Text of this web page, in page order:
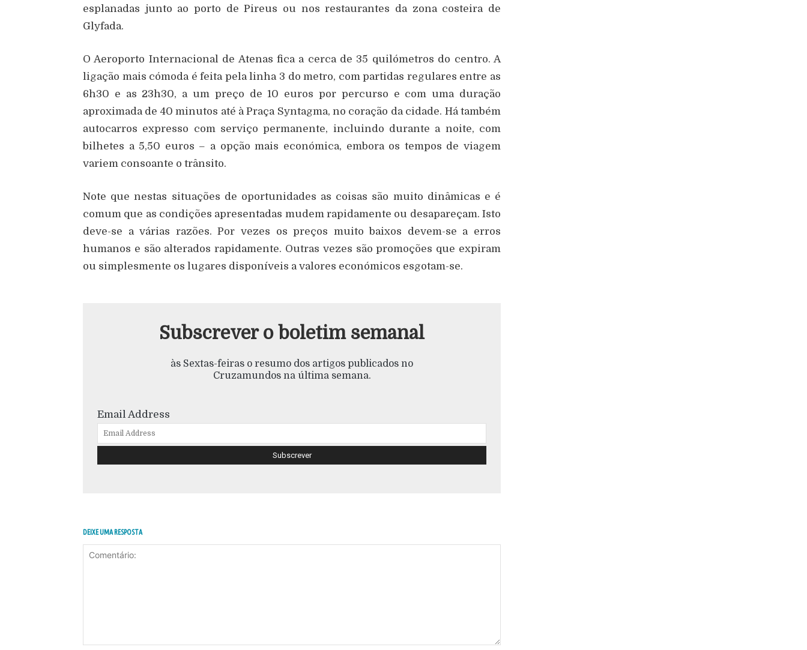
esplanadas junto ao porto de Pireus ou nos restaurantes da zona costeira de
Glyfada.
O Aeroporto Internacional de Atenas fica a cerca de 35 quilómetros do centro. A
ligação mais cómoda é feita pela linha 3 do metro, com partidas regulares entre as
6h30 e as 23h30, a um preço de 10 euros por percurso e com uma duração
aproximada de 40 minutos até à Praça Syntagma, no coração da cidade. Há também
autocarros expresso com serviço permanente, incluindo durante a noite, com
bilhetes a 5,50 euros – a opção mais económica, embora os tempos de viagem
variem consoante o trânsito.
Note que nestas situações de oportunidades as coisas são muito dinâmicas e é
comum que as condições apresentadas mudem rapidamente ou desapareçam. Isto
deve-se a várias razões. Por vezes os preços muito baixos devem-se a erros
humanos e são alterados rapidamente. Outras vezes são promoções que expiram
ou simplesmente os lugares disponíveis a valores económicos esgotam-se.
Subscrever o boletim semanal
às Sextas-feiras o resumo dos artigos publicados no
Cruzamundos na última semana.
Email Address
DEIXE UMA RESPOSTA